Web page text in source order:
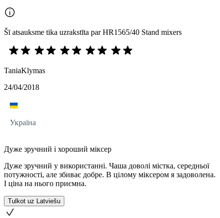
Šī atsauksme tika uzrakstīta par HR1565/40 Stand mixers
TaniaKlymas
24/04/2018
Україна
Дуже зручний і хороший міксер
Дуже зручний у використанні. Чаша доволі містка, середньої
потужності, але збиває добре. В цілому міксером я задоволена.
І ціна на нього приємна.
Tulkot uz Latviešu